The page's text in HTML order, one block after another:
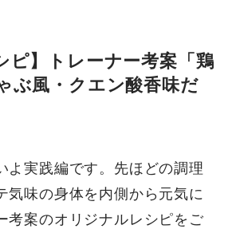
ピ】トレーナー考案「鶏
ぶ風・クエン酸香味だ
よ実践編です。先ほどの調理
気味の身体を内側から元気に
考案のオリジナルレシピをご